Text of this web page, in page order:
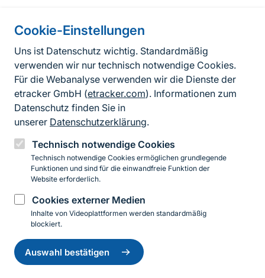
Cookie-Einstellungen
Uns ist Datenschutz wichtig. Standardmäßig
verwenden wir nur technisch notwendige Cookies.
Für die Webanalyse verwenden wir die Dienste der
etracker GmbH (etracker.com). Informationen zum
Datenschutz finden Sie in
unserer Datenschutzerklärung.
Technisch notwendige Cookies
Technisch notwendige Cookies ermöglichen grundlegende
Funktionen und sind für die einwandfreie Funktion der
Website erforderlich.
Cookies externer Medien
Inhalte von Videoplattformen werden standardmäßig
blockiert.
Auswahl bestätigen
Einwilligung
zurückziehen
Informationen zur Seite
FußzeileKontakt zum BfN
Kontaktformular
Erklärung zur Barrierefreiheit
Impressum
Datenschutz
InstagramFacebookYouTubeLinkedIn
© 2026 Bundesamt für Naturschutz